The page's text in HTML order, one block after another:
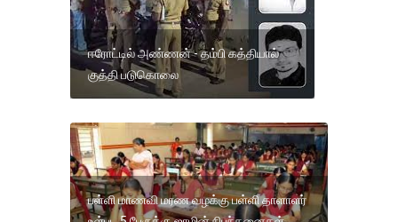
ஈரோட்டில் அண்ணன் - தம்பி கத்தியால்
குத்தி படுகொலை
பள்ளி மாணவி மரண வழக்கு பள்ளி தாளாளர்